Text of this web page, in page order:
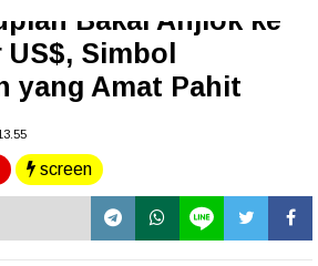
Bakal Anjlok ke
US$, Simbol
yang Amat Pahit
screen